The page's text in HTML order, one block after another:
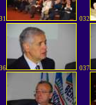
032
037